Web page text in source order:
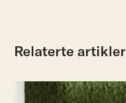
Relaterte artikler